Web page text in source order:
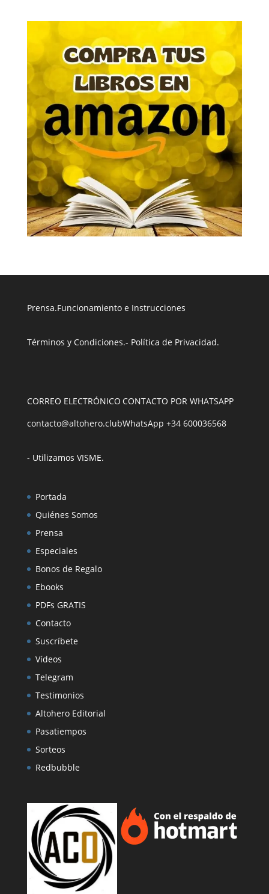
Prensa.Funcionamiento e Instrucciones
Términos y Condiciones.- Política de Privacidad.
CORREO ELECTRÓNICO
contacto@altohero.club
CONTACTO POR WHATSAPP
WhatsApp +34 600036568
- Utilizamos VISME.
Portada
Quiénes Somos
Prensa
Especiales
Bonos de Regalo
Ebooks
PDFs GRATIS
Contacto
Suscríbete
Vídeos
Telegram
Testimonios
Altohero Editorial
Pasatiempos
Sorteos
Redbubble